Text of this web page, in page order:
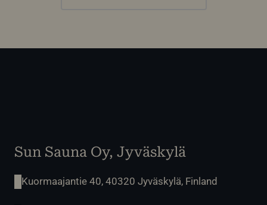
Sun Sauna Oy, Jyväskylä
Kuormaajantie 40, 40320 Jyväskylä, Finland